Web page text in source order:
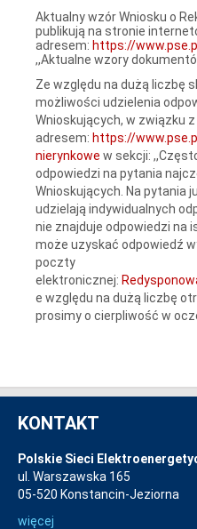
Aktualny wzór Wniosku o
publikują na stronie
adresem: https://
,,Aktualne wzory
Ze względu na dużą liczbę
możliwości udzielenia
Wnioskujących, w związku z
adresem: https://
nierynkowe w sekcji:
odpowiedzi na pytania
Wnioskujących. Na pytania
udzielają indywidualnych
nie znajduje odpowiedzi na
może uzyskać odpowiedź
poczty
elektronicznej:
e względu na dużą liczbę
prosimy o cierpliwość w
KONTAKT
Polskie Sieci
ul. Warszawska 165
05-520 Konstancin-Jeziorna
więcej